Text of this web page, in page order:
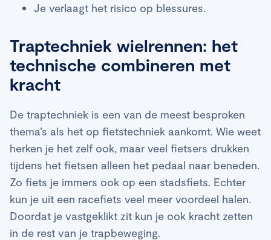
Je verlaagt het risico op blessures.
Traptechniek wielrennen: het
technische combineren met
kracht
De traptechniek is een van de meest besproken
thema’s als het op fietstechniek aankomt. Wie weet
herken je het zelf ook, maar veel fietsers drukken
tijdens het fietsen alleen het pedaal naar beneden.
Zo fiets je immers ook op een stadsfiets. Echter
kun je uit een racefiets veel meer voordeel halen.
Doordat je vastgeklikt zit kun je ook kracht zetten
in de rest van je trapbeweging.